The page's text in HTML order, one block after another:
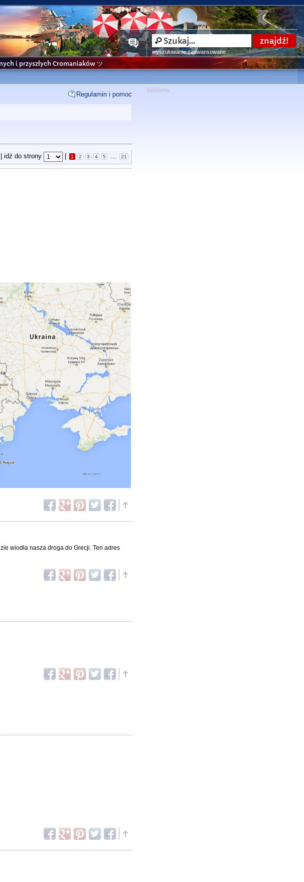
wyszukiwanie zaawansowane
i przyszłych Cromaniaków ツ
Regulamin i pomoc
idź do strony 1 2 3 4 5 ... 21
wiodła nasza droga do Grecji. Ten adres